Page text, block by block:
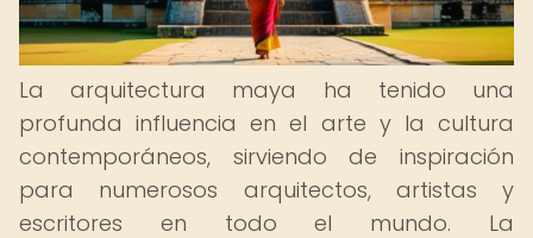
La arquitectura maya ha tenido una
profunda influencia en el arte y la cultura
contemporáneos, sirviendo de inspiración
para numerosos arquitectos, artistas y
escritores en todo el mundo. La